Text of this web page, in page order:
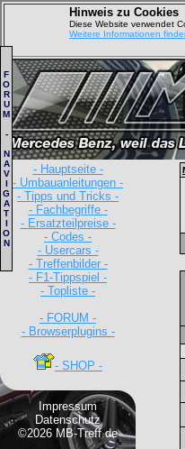
Hinweis zu Cookies
Diese Website verwendet
Weitere Informationen
- Hauptseite -
- Umbauanleitungen -
- Tipps und Tricks -
- Fachbegriffe -
- Ersatzteilpreise -
- Codes -
- Usercars -
- Treffenbilder -
- F1-Tippspiel -
- Topliste -
- FORUM -
- Browserplugins -
- SHOP -
Impressum
Datenschutz
©2026 MB-Treff.de
F
O
R
U
M
-
N
A
V
I
G
A
T
I
O
N